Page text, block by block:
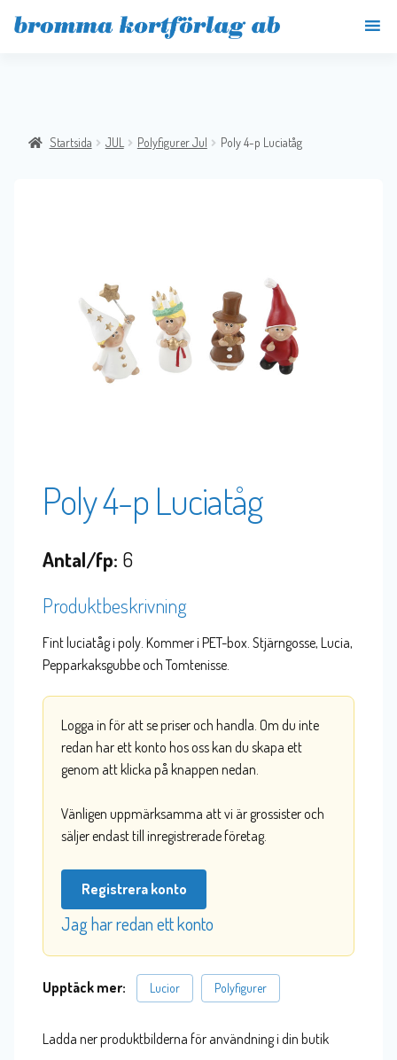
Startsida JUL Polyfigurer Jul Poly 4-p Luciatåg
Poly 4-p Luciatåg
Antal/fp: 6
Produktbeskrivning
Fint luciatåg i poly. Kommer i PET-box. Stjärngosse, Lucia,
Pepparkaksgubbe och Tomtenisse.
Logga in för att se priser och handla. Om du inte
redan har ett konto hos oss kan du skapa ett
genom att klicka på knappen nedan.
Vänligen uppmärksamma att vi är grossister och
säljer endast till inregistrerade företag.
Registrera konto
Jag har redan ett konto
Upptäck mer: Lucior Polyfigurer
Ladda ner produktbilderna för användning i din butik